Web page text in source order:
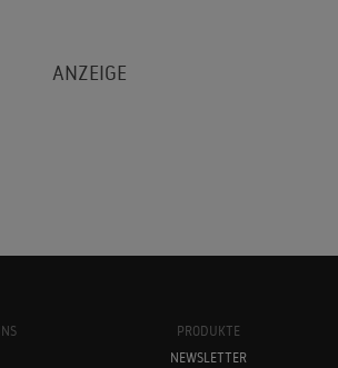
PRODUKTE
NEWSLETTER